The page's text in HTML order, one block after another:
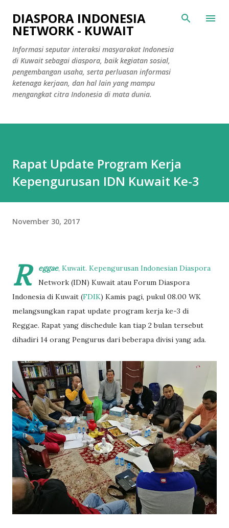
Skip to main content
DIASPORA INDONESIA
NETWORK - KUWAIT
Informasi seputar interaksi masyarakat Indonesia
di Kuwait sebagai diaspora, baik kegiatan sosial,
pengembangan usaha, serta perluasan informasi
ketenaga kerjaan, dan hal lain yang mampu
mengangkat citra Indonesia di mata dunia.
Rapat Update Program Kerja
Kepengurusan IDN Kuwait Ke-3
November 30, 2017
R eggae, Kuwait. Kepengurusan Indonesian Diaspora
Network (IDN) Kuwait atau Forum Diaspora
Indonesia di Kuwait (FDIK) Kamis pagi, pukul 08.00 WK
melangsungkan rapat update program kerja ke-3 di
Reggae. Rapat yang dischedule kan tiap 2 bulan tersebut
dihadiri 14 orang Pengurus dari beberapa divisi yang ada.